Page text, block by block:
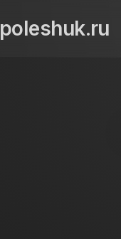
poleshuk.ru